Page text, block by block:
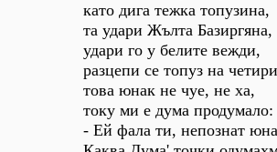
като дига тежка топузина,
та удари Жълта Базиргяна,
удари го у белите вежди,
разцепи се топуз на
това юнак не чуе, не ха,
току ми е дума продумало:
- Ей фала ти, непознат